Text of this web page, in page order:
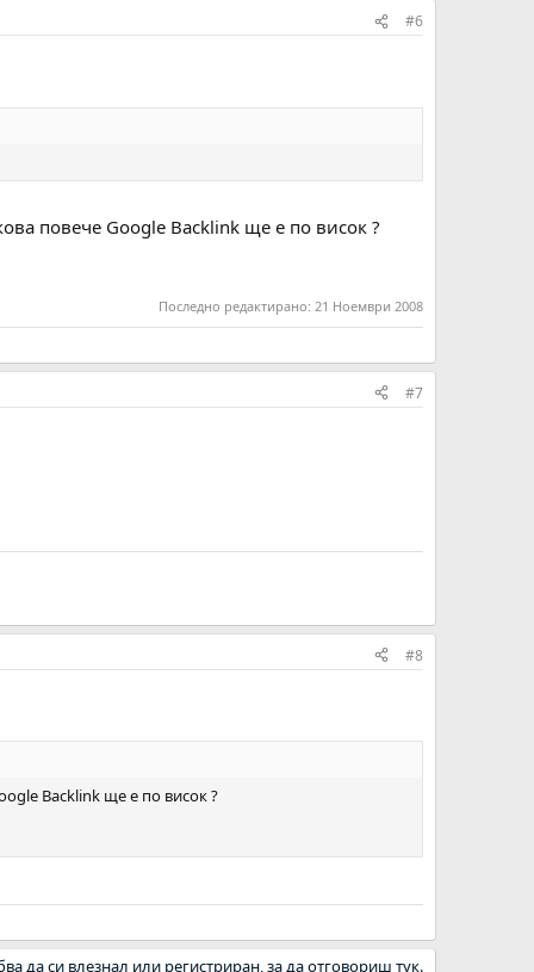
#6
повече Google Backlink ще е по висок ?
Последно редактирано: 21 Ноември 2008
#7
#8
Backlink ще е по висок ?
да си влезнал или регистриран, за да отговориш тук.